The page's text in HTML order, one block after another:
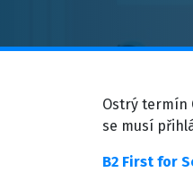
Ostrý termín
se musí
B2 First for